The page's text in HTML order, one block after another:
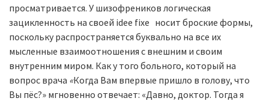
просматривается. У шизофреников логическая
зацикленность на своей idee fixe носит броские формы,
поскольку распространяется буквально на все их
мысленные взаимоотношения с внешним и своим
внутренним миром. Как у того больного, который на
вопрос врача «Когда Вам впервые пришло в голову, что
Вы пёс?» мгновенно отвечает: «Давно, доктор. Тогда я